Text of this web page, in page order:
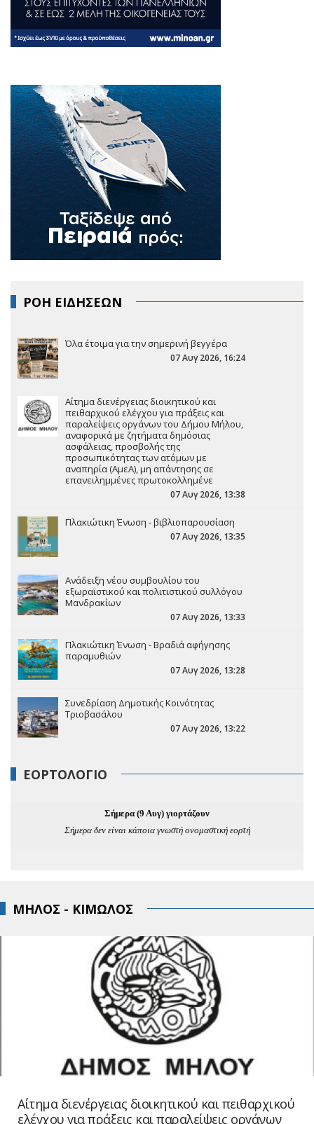
ΡΟΗ ΕΙΔΗΣΕΩΝ
Όλα έτοιμα για την σημερινή βεγγέρα
07 Αυγ 2026, 16:24
Αίτημα διενέργειας διοικητικού και
πειθαρχικού ελέγχου για πράξεις και
παραλείψεις οργάνων του Δήμου Μήλου,
αναφορικά με ζητήματα δημόσιας
ασφάλειας, προσβολής της
προσωπικότητας των ατόμων με
αναπηρία (ΑμεΑ), μη απάντησης σε
επανειλημμένες πρωτοκολλημένε
07 Αυγ 2026, 13:38
Πλακιώτικη Ένωση - βιβλιοπαρουσίαση
07 Αυγ 2026, 13:35
Ανάδειξη νέου συμβουλίου του
εξωραϊστικού και πολιτιστικού συλλόγου
Μανδρακίων
07 Αυγ 2026, 13:33
Πλακιώτικη Ένωση - Βραδιά αφήγησης
παραμυθιών
07 Αυγ 2026, 13:28
Συνεδρίαση Δημοτικής Κοινότητας
Τριοβασάλου
07 Αυγ 2026, 13:22
ΕΟΡΤΟΛΟΓΙΟ
Σήμερα (9 Αυγ) γιορτάζουν
Σήμερα δεν είναι κάποια γνωστή ονομαστική εορτή
ΜΗΛΟΣ - ΚΙΜΩΛΟΣ
Αίτημα διενέργειας διοικητικού και πειθαρχικού
ελέγχου για πράξεις και παραλείψεις οργάνων